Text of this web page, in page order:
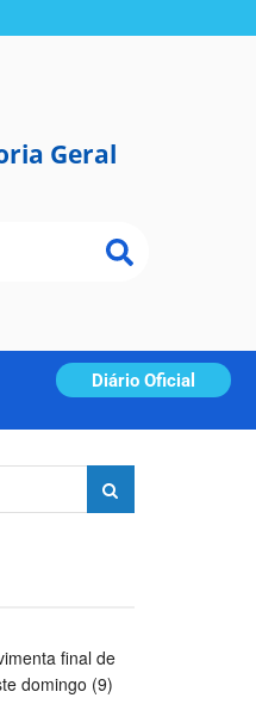
Geral
Diário Oficial
final de
domingo (9)